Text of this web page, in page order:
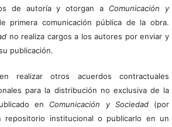
de autoría y otorgan a Comunicación y
primera comunicación pública de la obra.
no realiza cargos a los autores por enviar y
publicación.
realizar otros acuerdos contractuales
para la distribución no exclusiva de la
en Comunicación y Sociedad(por
repositorio institucional o publicarlo en un